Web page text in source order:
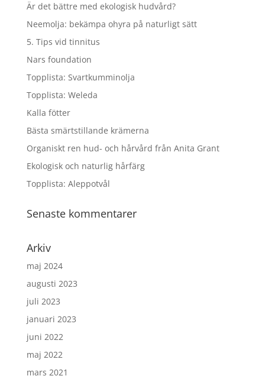
Är det bättre med ekologisk hudvård?
Neemolja: bekämpa ohyra på naturligt sätt
5. Tips vid tinnitus
Nars foundation
Topplista: Svartkumminolja
Topplista: Weleda
Kalla fötter
Bästa smärtstillande krämerna
Organiskt ren hud- och hårvård från Anita Grant
Ekologisk och naturlig hårfärg
Topplista: Aleppotvål
Senaste kommentarer
Arkiv
maj 2024
augusti 2023
juli 2023
januari 2023
juni 2022
maj 2022
mars 2021